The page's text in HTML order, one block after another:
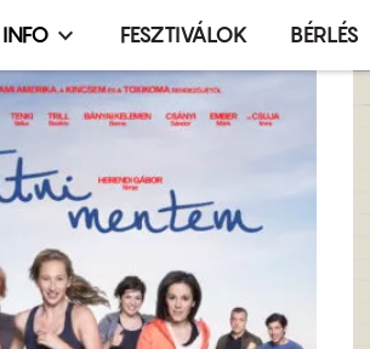
Infó,
esemény,
terembérlés
menü
INFO FESZTIVÁLOK BÉRLÉS